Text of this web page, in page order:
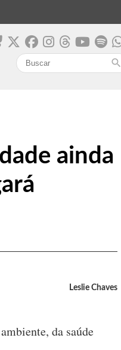
search
ainda
Leslie Chaves
da saúde